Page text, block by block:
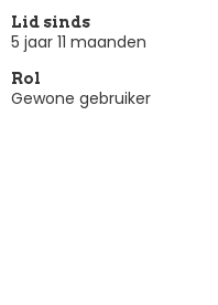
Lid sinds
5 jaar 11 maanden
Rol
Gewone gebruiker